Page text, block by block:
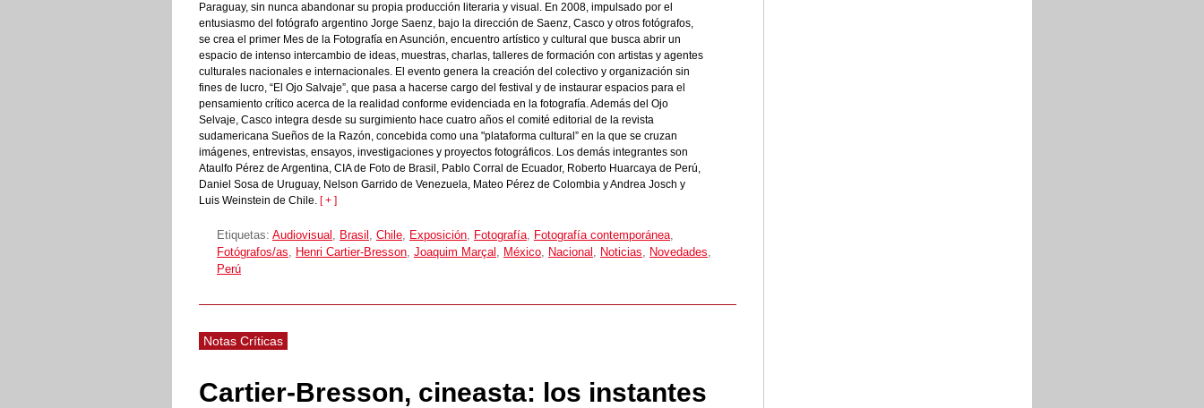
Paraguay, sin nunca abandonar su propia producción literaria y visual. En 2008, impulsado por el
entusiasmo del fotógrafo argentino Jorge Saenz, bajo la dirección de Saenz, Casco y otros fotógrafos,
se crea el primer Mes de la Fotografía en Asunción, encuentro artístico y cultural que busca abrir un
espacio de intenso intercambio de ideas, muestras, charlas, talleres de formación con artistas y agentes
culturales nacionales e internacionales. El evento genera la creación del colectivo y organización sin
fines de lucro, “El Ojo Salvaje”, que pasa a hacerse cargo del festival y de instaurar espacios para el
pensamiento crítico acerca de la realidad conforme evidenciada en la fotografía. Además del Ojo
Selvaje, Casco integra desde su surgimiento hace cuatro años el comité editorial de la revista
sudamericana Sueños de la Razón, concebida como una "plataforma cultural” en la que se cruzan
imágenes, entrevistas, ensayos, investigaciones y proyectos fotográficos. Los demás integrantes son
Ataulfo Pérez de Argentina, CIA de Foto de Brasil, Pablo Corral de Ecuador, Roberto Huarcaya de Perú,
Daniel Sosa de Uruguay, Nelson Garrido de Venezuela, Mateo Pérez de Colombia y Andrea Josch y
Luis Weinstein de Chile. [ + ]
Etiquetas: Audiovisual , Brasil , Chile, Exposición, Fotografía, Fotografía contemporánea,
Fotógrafos/as, Henri Cartier-Bresson, Joaquim Marçal , México, Nacional , Noticias, Novedades,
Perú
Notas Críticas
Cartier-Bresson, cineasta: los instantes